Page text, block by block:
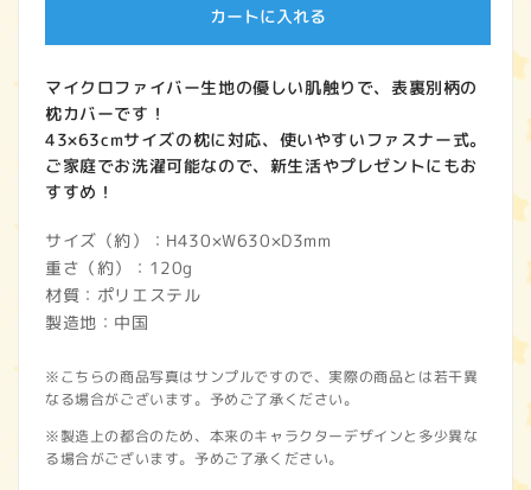
カートに入れる
マイクロファイバー生地の優しい肌触りで、表裏別柄の
枕カバーです！
43×63cmサイズの枕に対応、使いやすいファスナー式。
ご家庭でお洗濯可能なので、新生活やプレゼントにもお
すすめ！
サイズ（約）：H430×W630×D3mm
重さ（約）：120g
材質：ポリエステル
製造地：中国
※こちらの商品写真はサンプルですので、実際の商品とは若干異
なる場合がございます。予めご了承ください。
※製造上の都合のため、本来のキャラクターデザインと多少異な
る場合がございます。予めご了承ください。